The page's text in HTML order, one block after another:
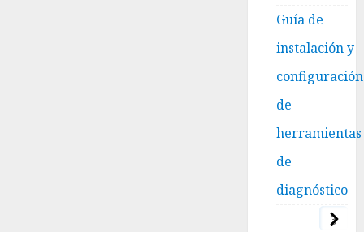
Guía de
instalación y
configuración
de
herramientas
de
diagnóstico
3